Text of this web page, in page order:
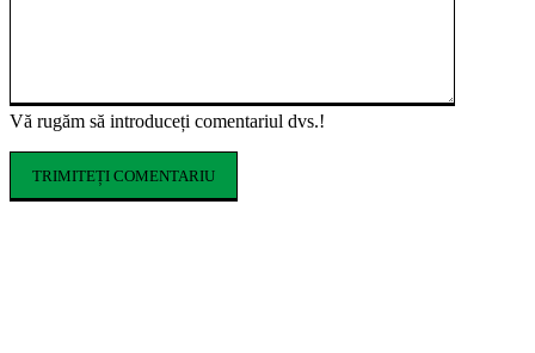
Vă rugăm să introduceți comentariul dvs.!